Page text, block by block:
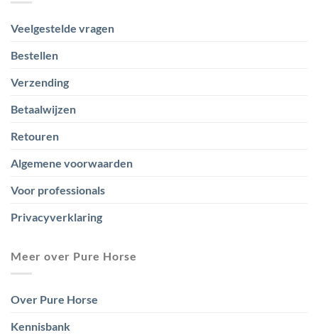
Veelgestelde vragen
Bestellen
Verzending
Betaalwijzen
Retouren
Algemene voorwaarden
Voor professionals
Privacyverklaring
Meer over Pure Horse
Over Pure Horse
Kennisbank